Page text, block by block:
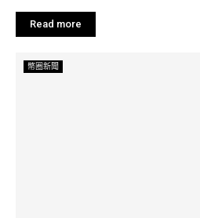
Read more
幣圈新聞